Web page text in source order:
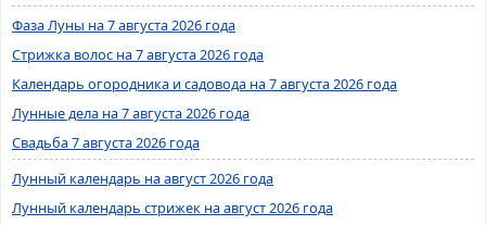
Фаза Луны на 7 августа 2026 года
Стрижка волос на 7 августа 2026 года
Календарь огородника и садовода на 7 августа 2026 года
Лунные дела на 7 августа 2026 года
Свадьба 7 августа 2026 года
Лунный календарь на август 2026 года
Лунный календарь стрижек на август 2026 года